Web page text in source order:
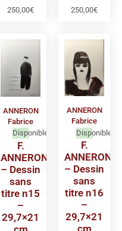
250,00€ 250,00€
ANNERON
Fabrice
Disponible
F.
ANNERON
– Dessin
sans
titre n15
–
29,7×21
ANNERON
Fabrice
Disponible
F.
ANNERON
– Dessin
sans
titre n16
–
29,7×21